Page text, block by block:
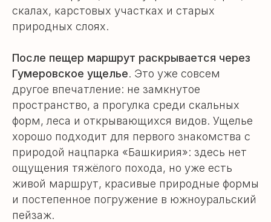
скалах, карстовых участках и старых
природных слоях.
После пещер маршрут раскрывается через
Гумеровское ущелье. Это уже совсем
другое впечатление: не замкнутое
пространство, а прогулка среди скальных
форм, леса и открывающихся видов. Ущелье
хорошо подходит для первого знакомства с
природой нацпарка «Башкирия»: здесь нет
ощущения тяжёлого похода, но уже есть
живой маршрут, красивые природные формы
и постепенное погружение в южноуральский
пейзаж.